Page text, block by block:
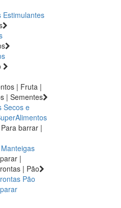
Estimulantes
| Fruta |
| Sementes
Secos e
barrar |
Manteigas
|
| Pão
Pão